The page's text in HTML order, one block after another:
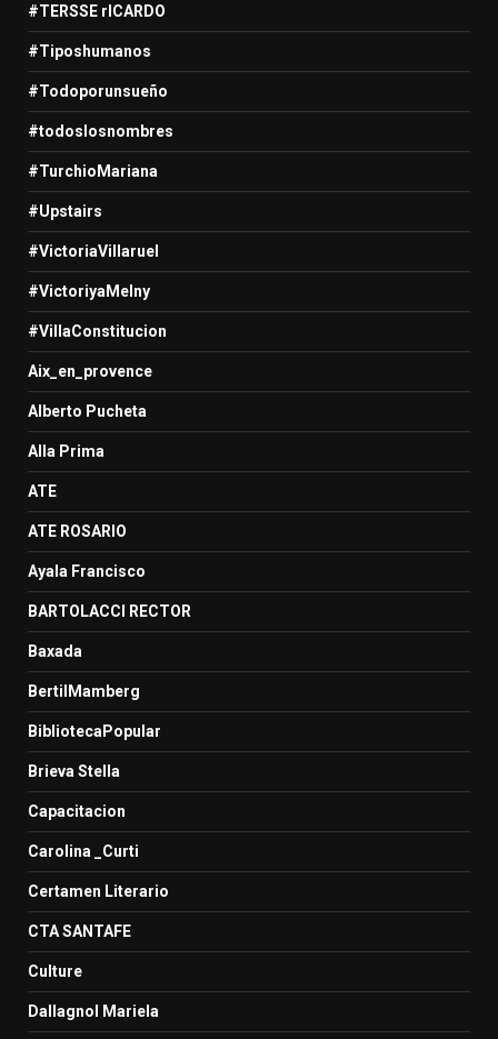
#TERSSE rICARDO
#Tiposhumanos
#Todoporunsueño
#todoslosnombres
#TurchioMariana
#Upstairs
#VictoriaVillaruel
#VictoriyaMelny
#VillaConstitucion
Aix_en_provence
Alberto Pucheta
Alla Prima
ATE
ATE ROSARIO
Ayala Francisco
BARTOLACCI RECTOR
Baxada
BertilMamberg
BibliotecaPopular
Brieva Stella
Capacitacion
Carolina _Curti
Certamen Literario
CTA SANTAFE
Culture
Dallagnol Mariela